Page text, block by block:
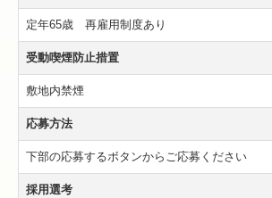
定年65歳 再雇用制度あり
受動喫煙防止措置
敷地内禁煙
応募方法
下部の応募するボタンからご応募ください
採用選考